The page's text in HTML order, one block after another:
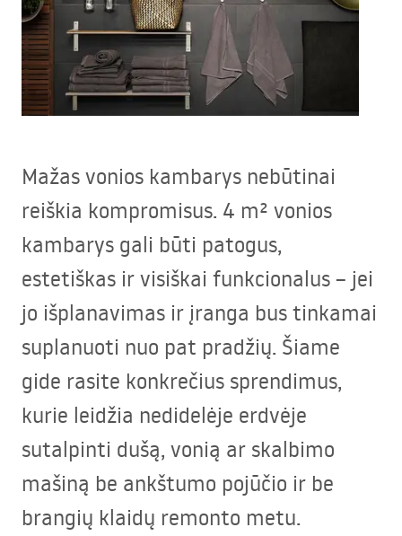
Mažas vonios kambarys nebūtinai
reiškia kompromisus. 4 m² vonios
kambarys gali būti patogus,
estetiškas ir visiškai funkcionalus – jei
jo išplanavimas ir įranga bus tinkamai
suplanuoti nuo pat pradžių. Šiame
gide rasite konkrečius sprendimus,
kurie leidžia nedidelėje erdvėje
sutalpinti dušą, vonią ar skalbimo
mašiną be ankštumo pojūčio ir be
brangių klaidų remonto metu.